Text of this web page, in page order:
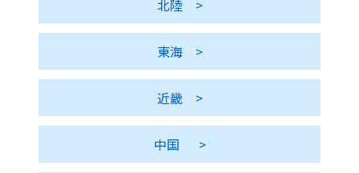
きっかけ・できごとから探す
終身保険
学資保険
お見積りシミュレーション
法人のお客さま向け商品一覧
目的から探す
かんぽ生命の団体取扱い
かんぽのLifeサポートナビ
かんぽ生命について
かんぽ生命について
よくあるご質問
お問い合わせ
北陸 >
東海 >
近畿 >
中国 >